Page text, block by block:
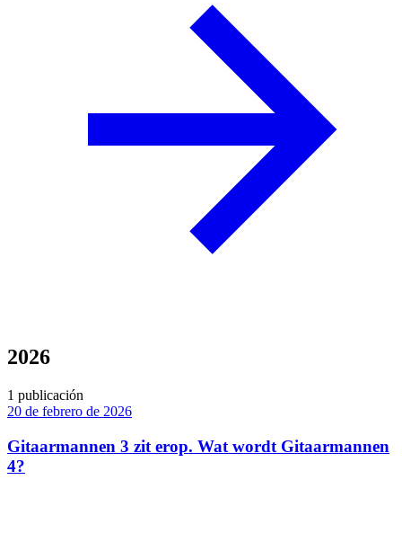
2026
1 publicación
20 de febrero de 2026
Gitaarmannen 3 zit erop. Wat wordt Gitaarmannen
4?